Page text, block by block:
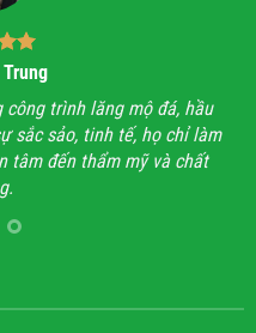
trình lăng mộ đá, hầu
sắc sảo, tinh tế, họ chỉ làm
tâm đến thẩm mỹ và chất